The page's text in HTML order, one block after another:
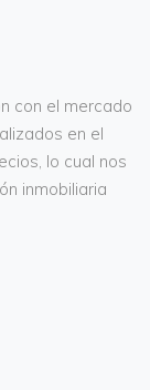
con el mercado
en el
lo cual nos
inmobiliaria